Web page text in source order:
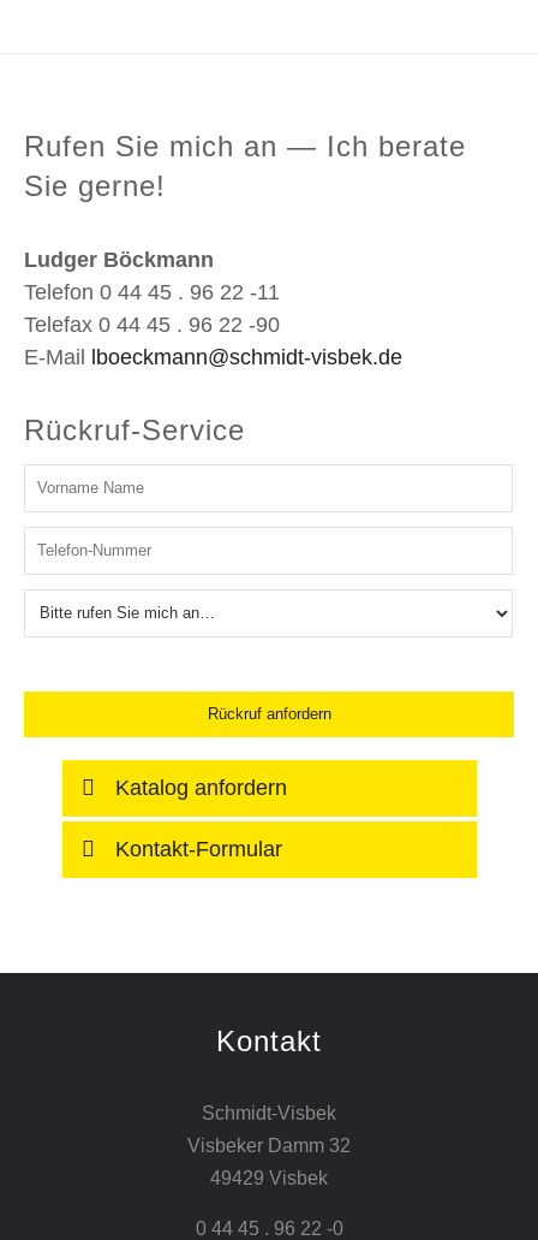
Rufen Sie mich an — Ich berate
Sie gerne!
Ludger Böckmann
Telefon 0 44 45 . 96 22 -11
Telefax 0 44 45 . 96 22 -90
E-Mail lboeckmann@schmidt-visbek.de
Rückruf-Service
Katalog anfordern
Kontakt-Formular
Kontakt
Schmidt-Visbek
Visbeker Damm 32
49429 Visbek
0 44 45 . 96 22 -0